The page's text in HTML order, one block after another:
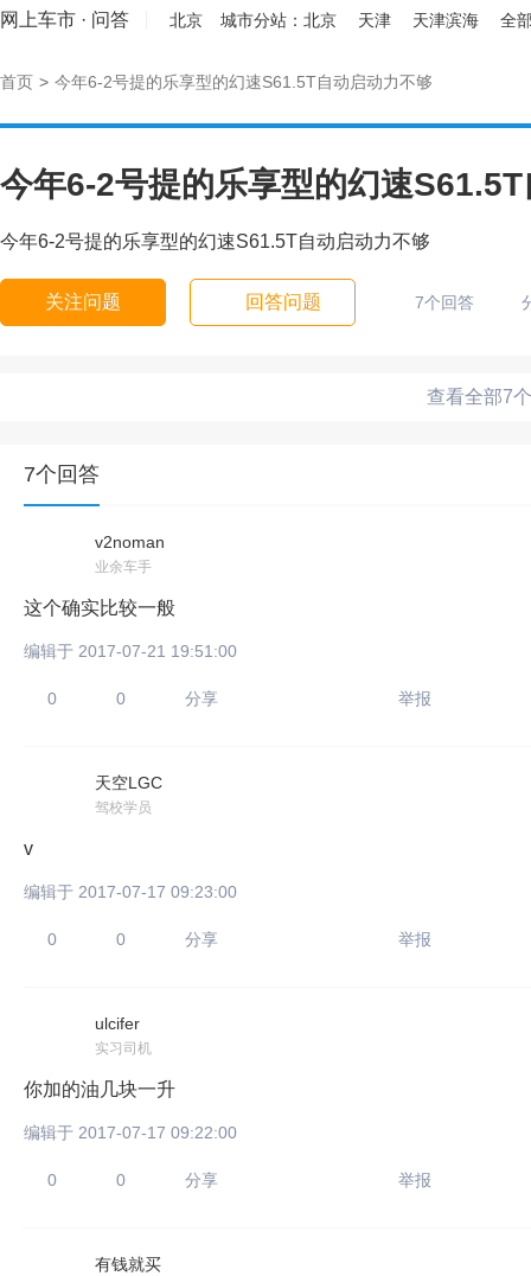
网上车市 · 问答 北京 城市分站： 北京 天津 天津滨海 全
首页 > 今年6-2号提的乐享型的幻速S61.5T自动启动力不够
今年6-2号提的乐享型的幻速
今年6-2号提的乐享型的幻速S61.5T自动启动力不够
关注问题 回答问题 7个回答
查看全部7
7个回答
v2noman
业余车手
这个确实比较一般
编辑于 2017-07-21 19:51:00
0 0 分享 举报
天空LGC
驾校学员
v
编辑于 2017-07-17 09:23:00
0 0 分享 举报
ulcifer
实习司机
你加的油几块一升
编辑于 2017-07-17 09:22:00
0 0 分享 举报
有钱就买